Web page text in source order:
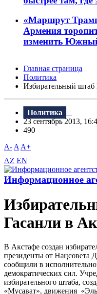
«Маршрут
Армения
изменить
Главная страница
Политика
Избирательный штаб
Политика
23 сентябрь 2013,
490
A- A A+
AZ EN
Информационное
Гасанли в
В Акстафе создан
президенты от Нацсовета
сообщили в
демократических сил.
избирательного штаба,
«Мусават», движения